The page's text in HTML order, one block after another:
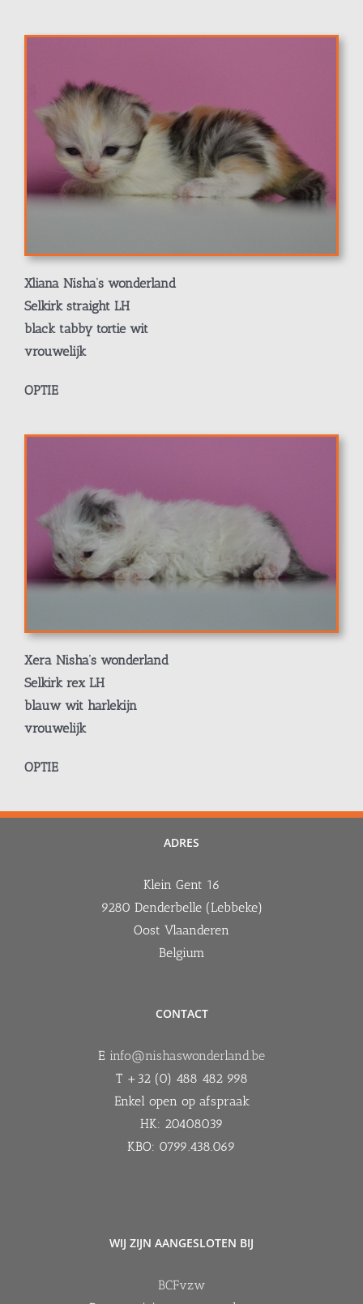
Xliana Nisha’s wonderland
Selkirk straight LH
black tabby tortie wit
vrouwelijk
OPTIE
Xera Nisha’s wonderland
Selkirk rex LH
blauw wit harlekijn
vrouwelijk
OPTIE
ADRES
Klein Gent 16
9280 Denderbelle (Lebbeke)
Oost Vlaanderen
Belgium
CONTACT
E info@nishaswonderland.be
T +32 (0) 488 482 998
Enkel open op afspraak
HK: 20408039
KBO: 0799.438.069
WIJ ZIJN AANGESLOTEN BIJ
BCFvzw